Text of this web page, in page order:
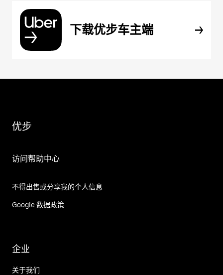
下载优步车主端
优步
访问帮助中心
不得出售或分享我的个人信息
Google 数据政策
企业
关于我们